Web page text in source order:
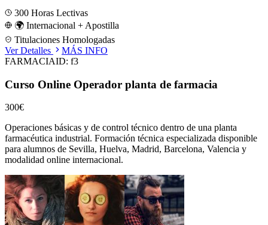
300 Horas Lectivas
🌍 Internacional + Apostilla
Titulaciones Homologadas
Ver Detalles
MÁS INFO
FARMACIAID: f3
Curso Online Operador planta de farmacia
300€
Operaciones básicas y de control técnico dentro de una planta
farmacéutica industrial. Formación técnica especializada disponible
para alumnos de Sevilla, Huelva, Madrid, Barcelona, Valencia y
modalidad online internacional.